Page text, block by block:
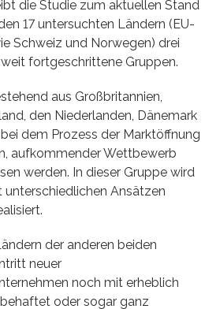
die Studie zum aktuellen Stand
17 untersuchten Ländern (EU-
Schweiz und Norwegen) drei
fortgeschrittene Gruppen.
aus Großbritannien,
den Niederlanden, Dänemark
dem Prozess der Marktöffnung
aufkommender Wettbewerb
werden. In dieser Gruppe wird
Ansätzen
der anderen beiden
neuer
noch mit erheblich
oder sogar ganz